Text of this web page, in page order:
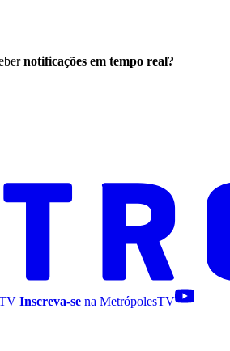
notificações em tempo real?
Inscreva-se na MetrópolesTV